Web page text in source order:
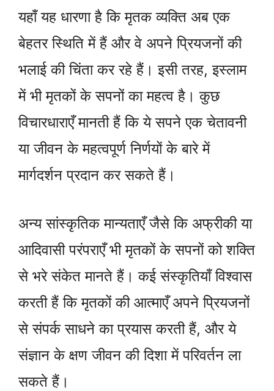
यहाँ यह धारणा है कि मृतक व्यक्ति अब एक
बेहतर स्थिति में हैं और वे अपने प्रियजनों की
भलाई की चिंता कर रहे हैं। इसी तरह, इस्लाम
में भी मृतकों के सपनों का महत्व है। कुछ
विचारधाराएँ मानती हैं कि ये सपने एक चेतावनी
या जीवन के महत्वपूर्ण निर्णयों के बारे में
मार्गदर्शन प्रदान कर सकते हैं।
अन्य सांस्कृतिक मान्यताएँ जैसे कि अफ्रीकी या
आदिवासी परंपराएँ भी मृतकों के सपनों को शक्ति
से भरे संकेत मानते हैं। कई संस्कृतियाँ विश्वास
करती हैं कि मृतकों की आत्माएँ अपने प्रियजनों
से संपर्क साधने का प्रयास करती हैं, और ये
संज्ञान के क्षण जीवन की दिशा में परिवर्तन ला
सकते हैं।